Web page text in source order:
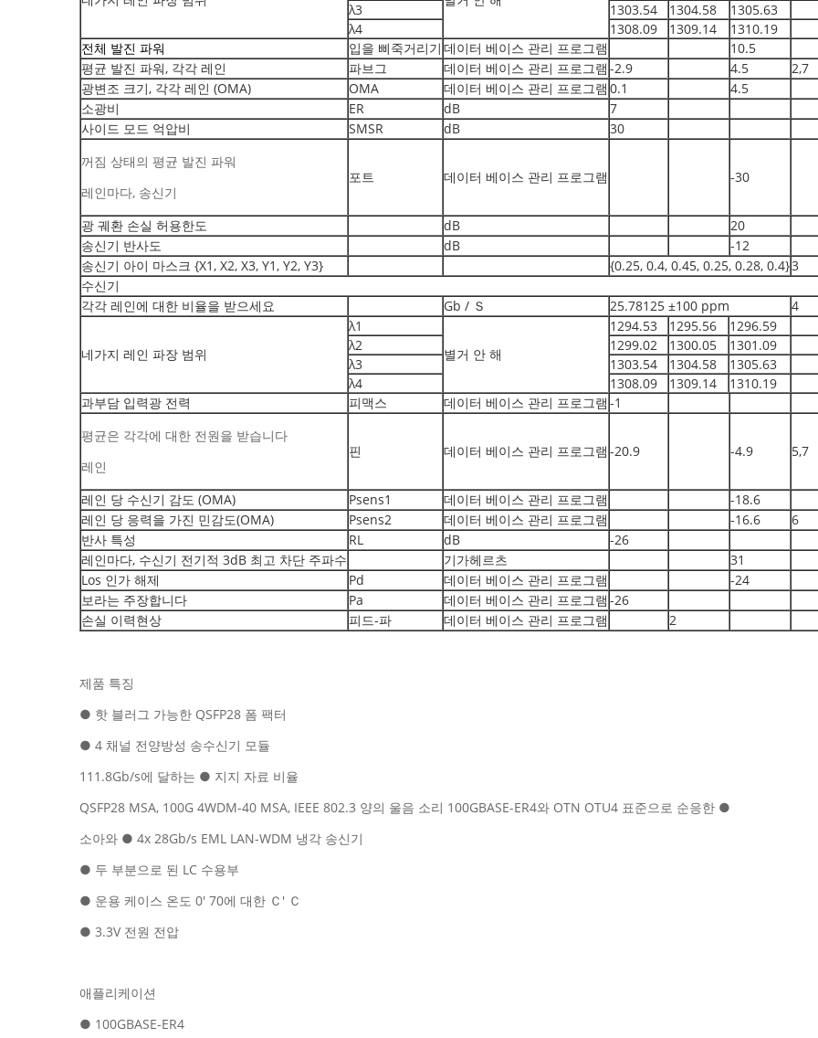
λ3
1303.54 1304.58
1305.63
λ4
1308.09 1309.14
1310.19
전체 발진 파워
입을 삐죽거리기 데이터 베이스 관리 프로그램
10.5
평균 발진 파워, 각각 레인
파브그 데이터 베이스 관리 프로그램 -2.9 4.5
2,7
광변조 크기, 각각 레인 (OMA)
OMA 데이터 베이스 관리 프로그램 0.1
4.5
소광비
ER dB
7
사이드 모드 억압비
SMSR dB
30
꺼짐 상태의 평균 발진 파워
레인마다, 송신기
포트 데이터 베이스 관리 프로그램 -30
광 궤환 손실 허용한도 dB
20
송신기 반사도
dB
-12
송신기 아이 마스크 {X1, X2, X3, Y1, Y2, Y3}
{0.25, 0.4, 0.45, 0.25, 0.28, 0.4}3
수신기
각각 레인에 대한 비율을 받으세요
Gb / Ｓ 25.78125 ±100 ppm 4
네가지 레인 파장 범위
λ1
별거 안 해
1294.53 1295.56
1296.59
λ2
1299.02 1300.05
1301.09
λ3
1303.54 1304.58
1305.63
λ4
1308.09 1309.14
1310.19
과부담 입력광 전력
피맥스 데이터 베이스 관리 프로그램 -1
평균은 각각에 대한 전원을 받습니다
레인
핀 데이터 베이스 관리 프로그램 -20.9 -4.9 5,7
레인 당 수신기 감도 (OMA) Psens1 데이터 베이스 관리 프로그램
-18.6
레인 당 응력을 가진 민감도(OMA)
Psens2 데이터 베이스 관리 프로그램 -16.6
6
반사 특성
RL dB
-26
레인마다, 수신기 전기적 3dB 최고 차단 주파수
기가헤르츠
31
Los 인가 해제
Pd 데이터 베이스 관리 프로그램
-24
보라는 주장합니다
Pa 데이터 베이스 관리 프로그램 -26
손실 이력현상
피드-파 데이터 베이스 관리 프로그램 2
제품 특징
● 핫 블러그 가능한 QSFP28 폼 팩터
● 4 채널 전양방성 송수신기 모듈
111.8Gb/s에 달하는 ● 지지 자료 비율
QSFP28 MSA, 100G 4WDM-40 MSA, IEEE 802.3 양의 울음 소리 100GBASE-ER4와 OTN OTU4 표준으로 순응한 ●
소아와 ● 4x 28Gb/s EML LAN-WDM 냉각 송신기
● 두 부분으로 된 LC 수용부
● 운용 케이스 온도 0' 70에 대한 Ｃ' Ｃ
● 3.3V 전원 전압
애플리케이션
● 100GBASE-ER4